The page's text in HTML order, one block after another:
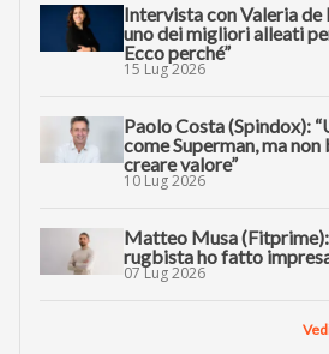
Intervista con Valeria de
uno dei migliori alleati
Ecco perché”
15 Lug 2026
Paolo Costa (Spindox):
come Superman, ma
creare valore”
10 Lug 2026
Matteo Musa (Fitprime):
rugbista ho fatto
07 Lug 2026